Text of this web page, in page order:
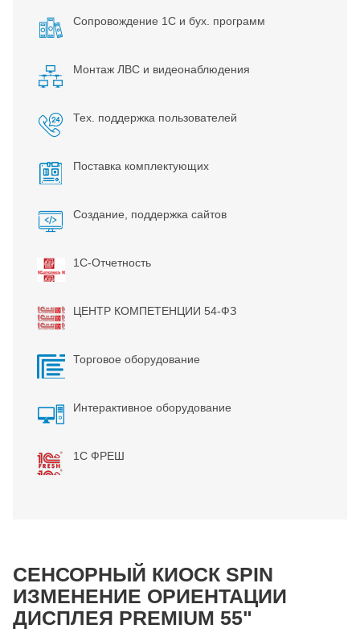
Сопровождение 1С и бух. программ
Монтаж ЛВС и видеонаблюдения
Тех. поддержка пользователей
Поставка комплектующих
Создание, поддержка сайтов
1С-Отчетность
ЦЕНТР КОМПЕТЕНЦИИ 54-ФЗ
Торговое оборудование
Интерактивное оборудование
1С ФРЕШ
СЕНСОРНЫЙ КИОСК SPIN
ИЗМЕНЕНИЕ ОРИЕНТАЦИИ
ДИСПЛЕЯ PREMIUM 55"